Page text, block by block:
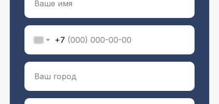
+7